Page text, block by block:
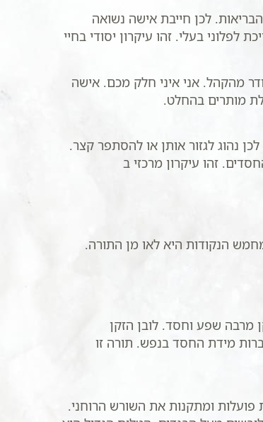
לכן חייבת אישה נשואה
בעלי. זהו עיקרון יסודי בחיי
מהקהל. אני איני חלק מכם. אישה
מותרים בהחלט.
נהוג לגזור אותן או להסתפר קצר.
זהו עיקרון מרכזי ב
הנקודות היא לאו מן התורה.
מרבה שפע וחסד. לובן הזקן
מידת החסד בנפש. תורה זו
ומתקנות את השורש הרוחני.